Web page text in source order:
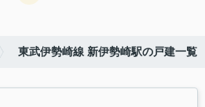
東武伊勢崎線 新伊勢崎駅の戸建一覧